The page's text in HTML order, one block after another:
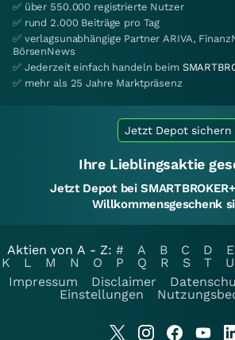
✅ über 550.000 registrierte Nutzer
✅ rund 2.000 Beiträge pro Tag
✅ verlagsunabhängige Partner ARIVA,
BörsenNews
✅ Jederzeit einfach handeln beim
✅ mehr als 25 Jahre Marktpräsenz
Jetzt Depot sichern
Ihre Lieblingsaktie
Jetzt Depot bei
Willkommensgeschenk
Aktien von A - Z: # A B C D E
K
L M N O P Q R S T U
Impressum
Disclaimer
Einstellungen